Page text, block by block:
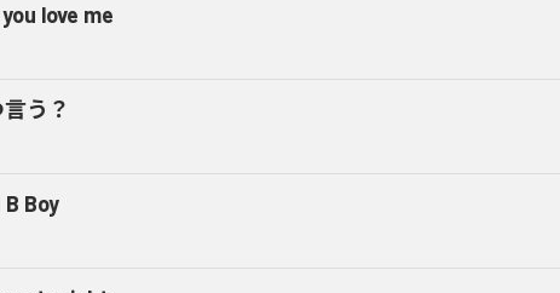
love me
う？
B Boy